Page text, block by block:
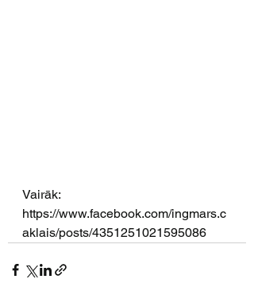
Vairāk:
https://www.facebook.com/ingmars.c
aklais/posts/4351251021595086